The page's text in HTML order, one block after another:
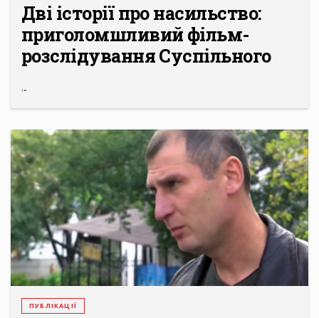
Дві історії про насильство:
приголомшливий фільм-
розслідування Суспільного
...
ПУБЛІКАЦІЇ